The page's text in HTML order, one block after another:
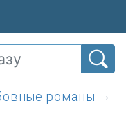
романы